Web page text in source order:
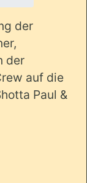
der
der
auf die
Paul &